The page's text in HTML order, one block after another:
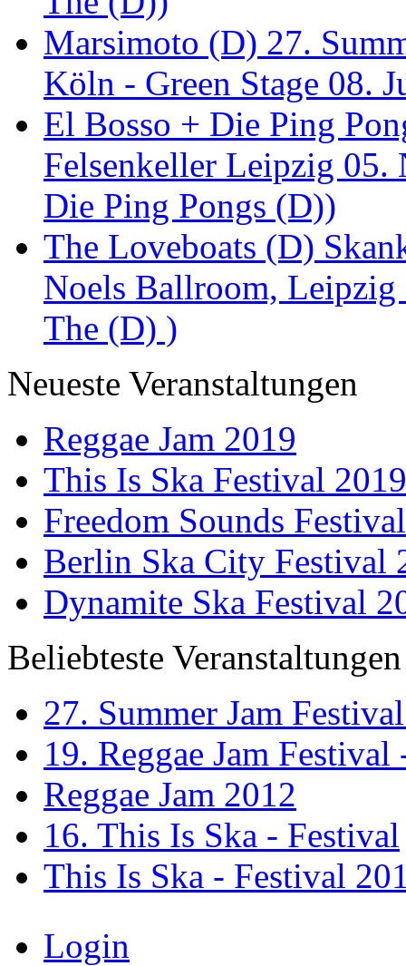
Marsimoto (D) 27.
Köln - Green Stage 08.
El Bosso + Die Ping
Felsenkeller Leipzig
Die Ping Pongs (D))
The Loveboats (D)
Noels Ballroom, Leipzig
The (D) )
Neueste Veranstaltungen
Reggae Jam 2019
This Is Ska Festival 2019
Freedom Sounds
Berlin Ska City Festival
Dynamite Ska Festival
Beliebteste Veranstaltungen
27. Summer Jam
19. Reggae Jam
Reggae Jam 2012
16. This Is Ska - Festival
This Is Ska - Festival
Login